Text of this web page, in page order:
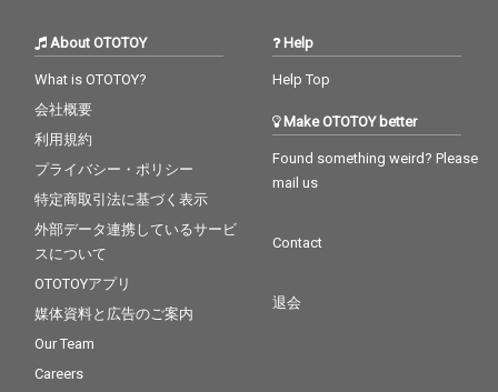
About OTOTOY
What is OTOTOY?
会社概要
利用規約
プライバシー・ポリシー
特定商取引法に基づく表示
外部データ連携しているサービ
スについて
OTOTOYアプリ
媒体資料と広告のご案内
Our Team
Careers
Help
Help Top
Make OTOTOY better
Found something weird? Please
mail us
Contact
退会